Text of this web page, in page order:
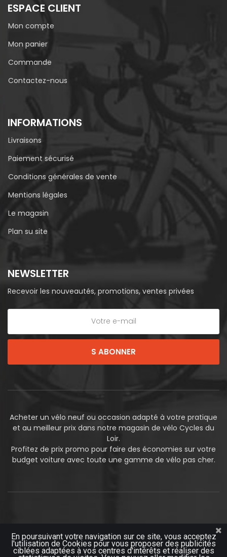
ESPACE CLIENT
Mon compte
Mon panier
Commande
Contactez-nous
INFORMATIONS
Livraisons
Paiement sécurisé
Conditions générales de vente
Mentions légales
Le magasin
Plan su site
NEWSLETTER
Recevoir les nouveautés, promotions, ventes privées
S ABONNER
Acheter un vélo neuf ou occasion adapté à votre pratique
et au meilleur prix dans notre magasin de vélo Cycles du
Loir.
Profitez de prix promo pour faire des économies sur votre
budget voiture avec toute une gamme de vélo pas cher.
© 2019Futurosoft
En poursuivant votre navigation sur ce site, vous acceptez
l'utilisation de Cookies pour vous proposer des publicités
ciblées adaptées à vos centres d'intérêts et réaliser des